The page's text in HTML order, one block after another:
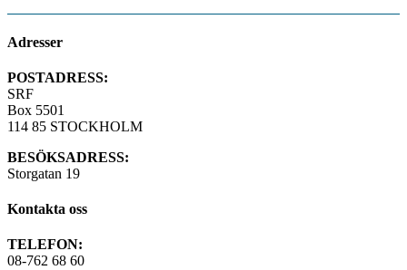
Adresser
POSTADRESS:
SRF
Box 5501
114 85 STOCKHOLM
BESÖKSADRESS:
Storgatan 19
Kontakta oss
TELEFON:
08-762 68 60